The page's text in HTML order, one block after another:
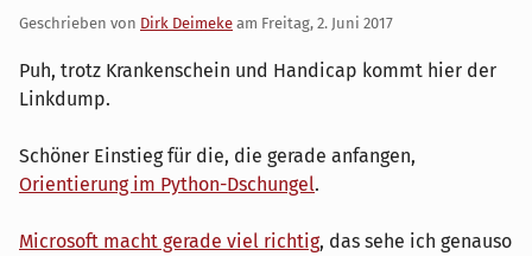
Geschrieben von Dirk Deimeke am Freitag, 2. Juni 2017
Puh, trotz Krankenschein und Handicap kommt hier der
Linkdump.
Schöner Einstieg für die, die gerade anfangen,
Orientierung im Python-Dschungel.
Microsoft macht gerade viel richtig, das sehe ich genauso